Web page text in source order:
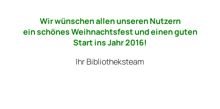
Wir wünschen allen unseren Nutzern
ein schönes Weihnachtsfest und einen guten
Start ins Jahr 2016!
Ihr Bibliotheksteam